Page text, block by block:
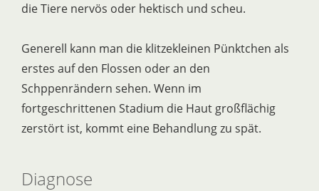
die Tiere nervös oder hektisch und scheu.
Generell kann man die klitzekleinen Pünktchen als
erstes auf den Flossen oder an den
Schppenrändern sehen. Wenn im
fortgeschrittenen Stadium die Haut großflächig
zerstört ist, kommt eine Behandlung zu spät.
Diagnose